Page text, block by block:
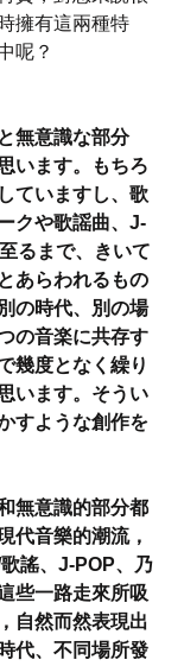
擁有這兩種特
呢？
無意識な部分
います。もちろ
ていますし、歌
クや歌謡曲、J-
るまで、きいて
あらわれるもの
の時代、別の場
の音楽に共存す
幾度となく繰り
います。そうい
すような創作を
無意識的部分都
代音樂的潮流，
謠、J-POP、乃
些一路走來所吸
自然而然表現出
代、不同場所發